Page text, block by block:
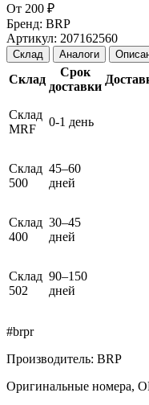
От 200 ₽
Бренд: BRP
Артикул: 207162560
Склад Аналоги
Склад
Срок
доставки
Склад
MRF
0-1 день
Склад
500
45–60
дней
Склад
400
30–45
дней
Склад
502
90–150
дней
#brpr
Производитель: BRP
Оригинальные номера,